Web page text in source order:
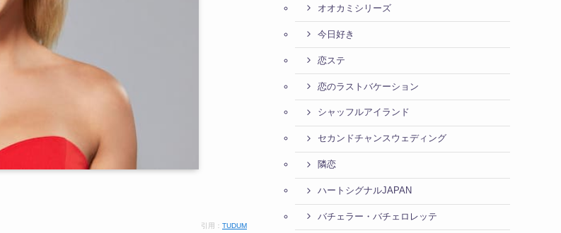
引用： TUDUM
オオカミシリーズ
今日好き
恋ステ
恋のラストバケーション
シャッフルアイランド
セカンドチャンスウェディング
隣恋
ハートシグナルJAPAN
バチェラー・バチェロレッテ